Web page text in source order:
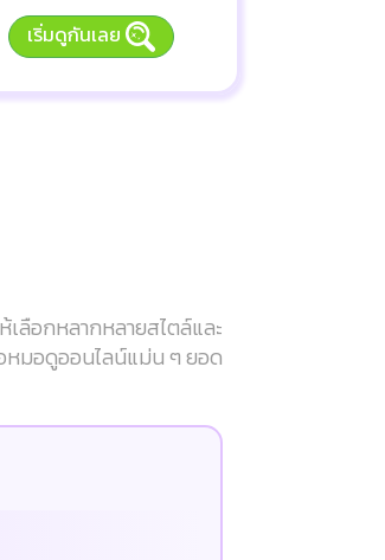
เริ่มดูกันเลย
ลือกหลากหลายสไตล์และ
มอดูออนไลน์แม่น ๆ ยอด